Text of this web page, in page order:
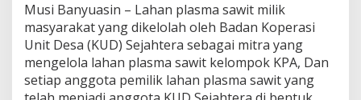
a
D
i
K
e
c
Musi Banyuasin – Lahan plasma sawit milik
masyarakat yang dikelolah oleh Badan Koperasi
Unit Desa (KUD) Sejahtera sebagai mitra yang
mengelola lahan plasma sawit kelompok KPA, Dan
setiap anggota pemilik lahan plasma sawit yang